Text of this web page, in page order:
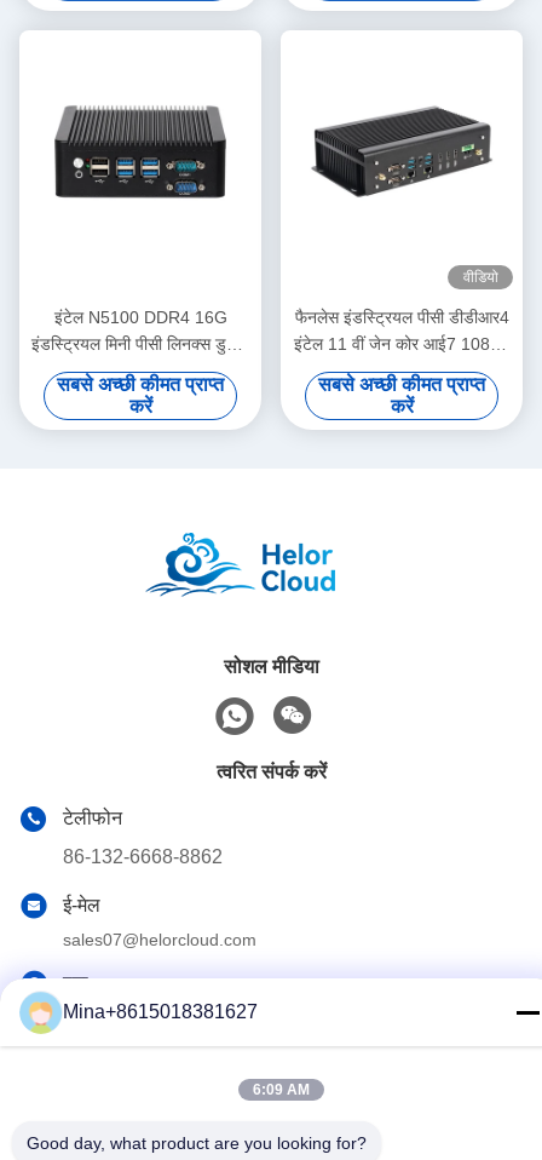
इंटेल N5100 DDR4 16G
इंडस्ट्रियल मिनी पीसी लिनक्स डुअल
लैन 4COM के लिए KIOSK
डिजिटल साइनेज
सबसे अच्छी कीमत प्राप्त
करें
वीडियो
फैनलेस इंडस्ट्रियल पीसी डीडीआर4
इंटेल 11 वीं जेन कोर आई7 10870
एच मिनी पीसी GPIO डुअल लैन
6COM के साथ
सबसे अच्छी कीमत प्राप्त
करें
सोशल मीडिया
त्वरित संपर्क करें
टेलीफोन
86-132-6668-8862
ई-मेल
sales07@helorcloud.com
पता
मंजिल 2, नंबर 3 फैक्ट्री बिल्डिंग, इंडस्ट्रियल एरिया ऑफ बक्सिया, लियूई
चीन अच्छी गुणवत्ता मिनी पीसी देने वाला।कॉपीराइट © 2024-2026 Shenzhen
Mina+8615018381627
6:09 AM
Good day, what product are you looking for?